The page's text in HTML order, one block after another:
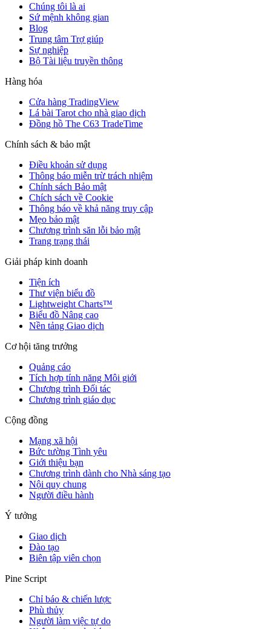
Chúng tôi là ai
Sứ mệnh không gian
Blog
Trung tâm Trợ giúp
Sự nghiệp
Bộ Tài liệu truyền thông
Hàng hóa
Cửa hàng TradingView
Lá bài Tarot cho nhà giao dịch
Đồng hồ The C63 TradeTime
Chính sách & bảo mật
Điều khoản sử dụng
Thông báo miễn trừ trách nhiệm
Chính sách Bảo mật
Chích sách về Cookie
Thông báo về khả năng truy cập
Mẹo bảo mật
Chương trình săn lỗi bảo mật
Trang trạng thái
Giải pháp kinh doanh
Tiện ích
Thư viện biểu đồ
Lightweight Charts™
Biểu đồ Nâng cao
Nền tảng Giao dịch
Cơ hội tăng trưởng
Quảng cáo
Tích hợp tính năng Môi giới
Chương trình Đối tác
Chương trình giáo dục
Cộng đồng
Mạng xã hội
Bức tường Tình yêu
Giới thiệu bạn
Chương trình dành cho Nhà sáng tạo
Nội quy chung
Người điều hành
Ý tưởng
Giao dịch
Đào tạo
Biên tập viên chọn
Pine Script
Chỉ báo & chiến lược
Phù thủy
Người làm việc tự do